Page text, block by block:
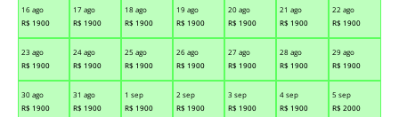
16 ago
R$ 1900
17 ago
R$ 1900
18 ago
R$ 1900
19 ago
R$ 1900
20 ago
R$ 1900
21 ago
R$ 1900
22 ago
R$ 1900
23 ago
R$ 1900
24 ago
R$ 1900
25 ago
R$ 1900
26 ago
R$ 1900
27 ago
R$ 1900
28 ago
R$ 1900
29 ago
R$ 1900
30 ago
R$ 1900
31 ago
R$ 1900
1 sep
R$ 1900
2 sep
R$ 1900
3 sep
R$ 1900
4 sep
R$ 1900
5 sep
R$ 2000